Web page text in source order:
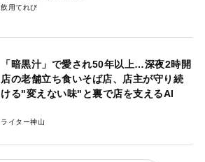
飲用てれび
「暗黒汁」で愛され50年以上…深夜2時開
店の老舗立ち食いそば店、店主が守り続
ける"変えない味"と裏で店を支えるAI
ライター神山